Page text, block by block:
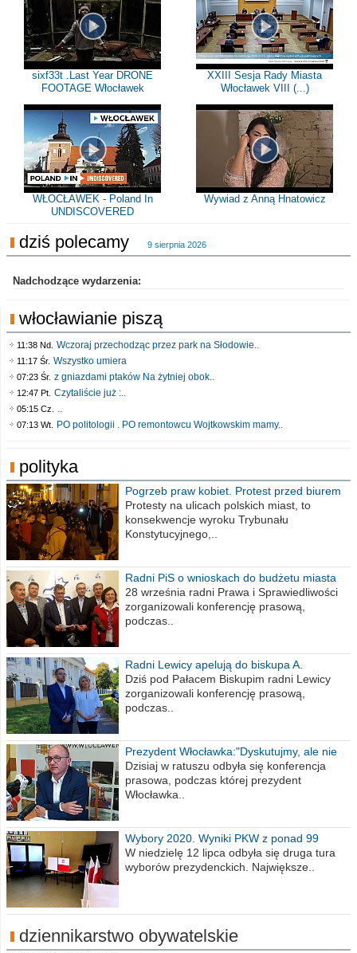
sixf33t .Last Year DRONE
FOOTAGE Włocławek
XXIII Sesja Rady Miasta
Włocławek VIII (...)
WŁOCŁAWEK - Poland In
UNDISCOVERED
Wywiad z Anną Hnatowicz
dziś polecamy 9 sierpnia 2026
Nadchodzące wydarzenia:
włocławianie piszą
11:38 Nd. Wczoraj przechodząc przez park na Słodowie..
11:17 Śr. Wszystko umiera
07:23 Śr. z gniazdami ptaków Na żytniej obok..
12:47 Pt. Czytaliście już :..
05:15 Cz. ..
07:13 Wt. PO politologii . PO remontowcu Wojtkowskim mamy..
polityka
Pogrzeb praw kobiet. Protest przed biurem
poselskim PiS
Protesty na ulicach polskich miast, to
konsekwencje wyroku Trybunału
Konstytucyjnego,..
Radni PiS o wnioskach do budżetu miasta
na 2021 rok
28 września radni Prawa i Sprawiedliwości
zorganizowali konferencję prasową,
podczas..
Radni Lewicy apelują do biskupa A.
Wiesława Meringa
Dziś pod Pałacem Biskupim radni Lewicy
zorganizowali konferencję prasową,
podczas..
Prezydent Włocławka:"Dyskutujmy, ale nie
obrażajmy się”
Dzisiaj w ratuszu odbyła się konferencja
prasowa, podczas której prezydent
Włocławka..
Wybory 2020. Wyniki PKW z ponad 99
procent obwodów
W niedzielę 12 lipca odbyła się druga tura
wyborów prezydenckich. Największe..
dziennikarstwo obywatelskie